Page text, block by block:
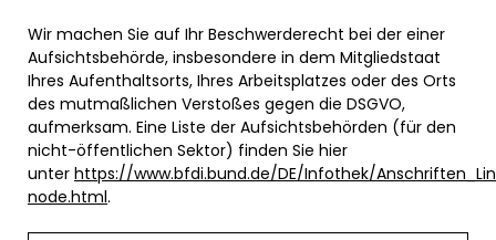
Wir machen Sie auf Ihr Beschwerderecht bei der einer
Aufsichtsbehörde, insbesondere in dem Mitgliedstaat
Ihres Aufenthaltsorts, Ihres Arbeitsplatzes oder des Orts
des mutmaßlichen Verstoßes gegen die DSGVO,
aufmerksam. Eine Liste der Aufsichtsbehörden (für den
nicht-öffentlichen Sektor) finden Sie hier
unter https://www.bfdi.bund.de/DE/Infothek/
node.html.